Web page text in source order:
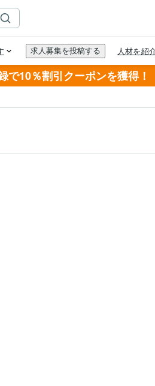
で10％割引クーポンを獲得！